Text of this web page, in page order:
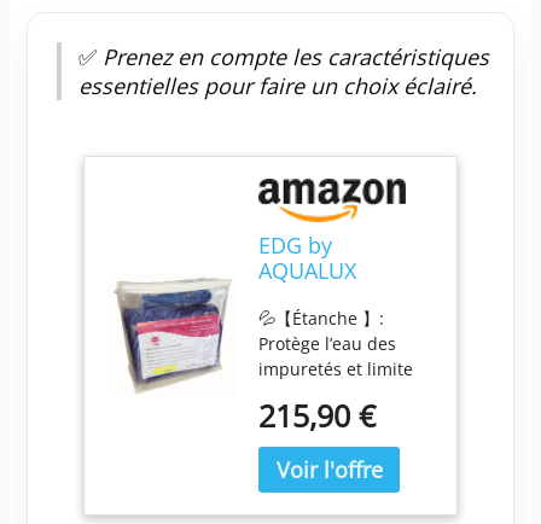
✅ Prenez en compte les caractéristiques
essentielles pour faire un choix éclairé.
EDG by
AQUALUX
Couverture
Bâche de
Protection pour
Piscine Hors Sol
- Dimensions
7,80 m x 4,00 -
Hivernage
Piscine
💦【Étanche 】:
Protège l’eau des
impuretés et limite
【Opaque 】 : Évite
la pénétration des UV
☀️ et le
développement des
215,90 €